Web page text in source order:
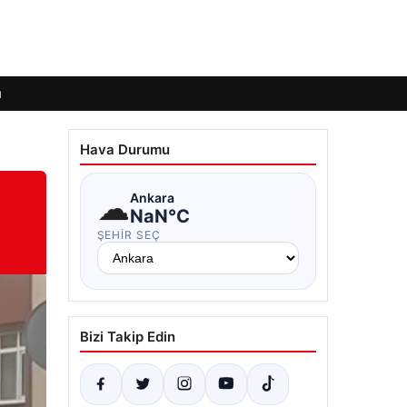
Hava Durumu
☁Ankara
NaN°C
ŞEHIR SEÇ
Bizi Takip Edin